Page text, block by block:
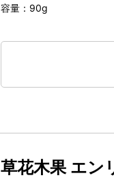
容量：90g
草花木果 エン